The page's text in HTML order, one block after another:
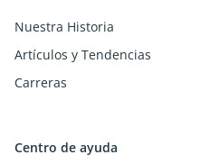
Nuestra Historia
Artículos y Tendencias
Carreras
Centro de ayuda